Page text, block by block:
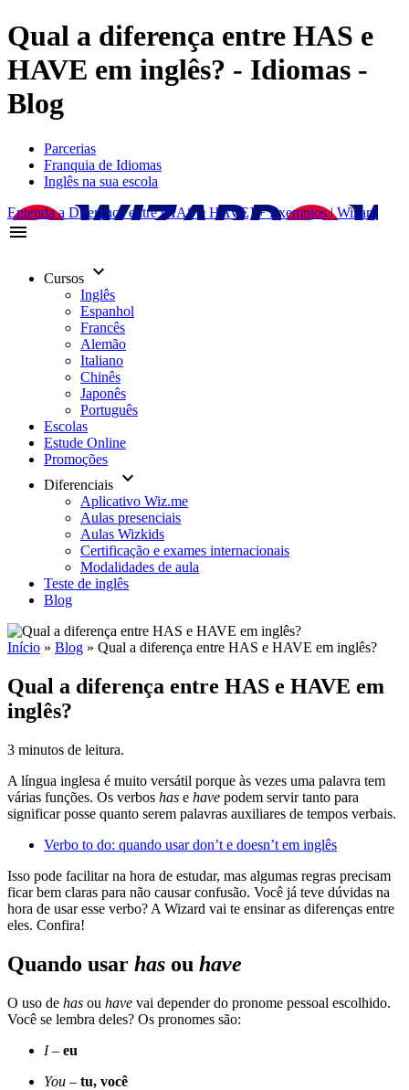
Qual a diferença entre HAS e
HAVE em inglês? - Idiomas -
Blog
Parcerias
Franquia de Idiomas
Inglês na sua escola
Entenda a Diferença entre [HAS e HAVE] + Exemplos | Wizard
menu
Cursos keyboard_arrow_down
Inglês
Espanhol
Francês
Alemão
Italiano
Chinês
Japonês
Português
Escolas
Estude Online
Promoções
Diferenciais keyboard_arrow_down
Aplicativo Wiz.me
Aulas presenciais
Aulas Wizkids
Certificação e exames internacionais
Modalidades de aula
Teste de inglês
Blog
Início » Blog » Qual a diferença entre HAS e HAVE em inglês?
Qual a diferença entre HAS e HAVE em
inglês?
3 minutos de leitura.
A língua inglesa é muito versátil porque às vezes uma palavra tem
várias funções. Os verbos has e have podem servir tanto para
significar posse quanto serem palavras auxiliares de tempos verbais.
Verbo to do: quando usar don’t e doesn’t em inglês
Isso pode facilitar na hora de estudar, mas algumas regras precisam
ficar bem claras para não causar confusão. Você já teve dúvidas na
hora de usar esse verbo? A Wizard vai te ensinar as diferenças entre
eles. Confira!
Quando usar has ou have
O uso de has ou have vai depender do pronome pessoal escolhido.
Você se lembra deles? Os pronomes são:
I – eu
You – tu, você